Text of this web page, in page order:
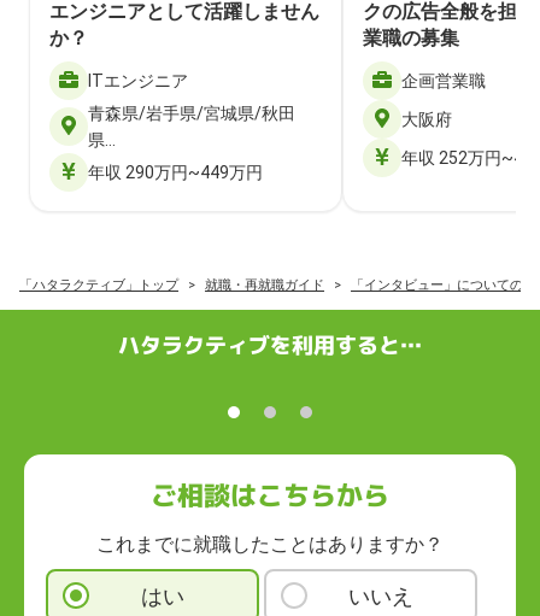
エンジニアとして活躍しません
か？
ITエンジニア
青森県/岩手県/宮城県/秋田
県…
年収 290万円~449万円
クの広告全般を担
業職の募集
企画営業職
大阪府
年収 252万円
「ハタラクティブ」トップ 就職・再就職ガイド 「インタビュー」についての
ハタラクティブを利用すると…
ご相談はこちらから
これまでに就職したことはありますか？
はい いいえ